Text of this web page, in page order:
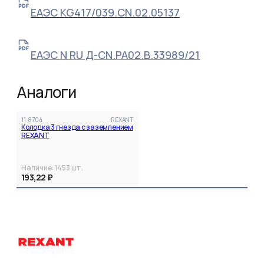
ЕАЭС KG417/039.CN.02.05137
ЕАЭС N RU Д-CN.РА02.В.33989/21
Аналоги
11-8704 REXANT
Колодка 3 гнезда с заземлением
REXANT
Наличие:1453 шт.
193,22 ₽